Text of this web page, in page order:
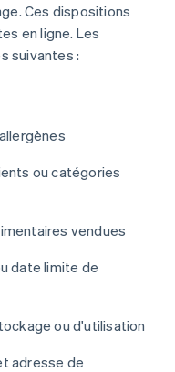
Ces dispositions
en ligne. Les
suivantes :
ou catégories
vendues
date limite de
ou d'utilisation
adresse de